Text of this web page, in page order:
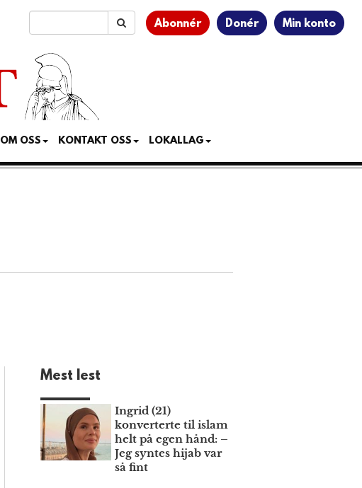
Abonnér Donér Min konto
OM OSS KONTAKT OSS LOKALLAG
Mest lest
Ingrid (21)
konverterte til islam
helt på egen hånd: –
Jeg syntes hijab var
så fint